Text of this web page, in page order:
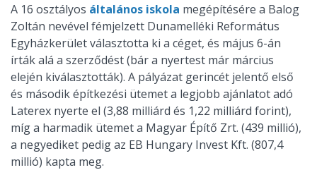
A 16 osztályos általános iskola megépítésére a Balog
Zoltán nevével fémjelzett Dunamelléki Református
Egyházkerület választotta ki a céget, és május 6-án
írták alá a szerződést (bár a nyertest már március
elején kiválasztották). A pályázat gerincét jelentő első
és második építkezési ütemet a legjobb ajánlatot adó
Laterex nyerte el (3,88 milliárd és 1,22 milliárd forint),
míg a harmadik ütemet a Magyar Építő Zrt. (439 millió),
a negyediket pedig az EB Hungary Invest Kft. (807,4
millió) kapta meg.